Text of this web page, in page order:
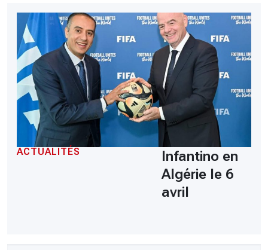
ACTUALITÉS
Infantino en
Algérie le 6
avril